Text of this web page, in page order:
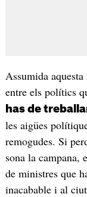
Assumida
entre els polítics
has de
les aigües
remogudes. Si
sona la
de ministres que
inacabable i al